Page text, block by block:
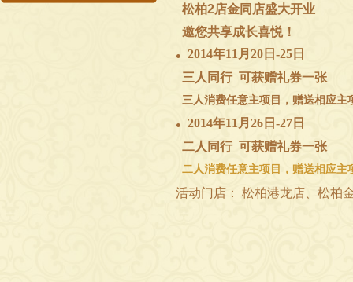
松柏2店金同店盛大开业
邀您共享成长喜悦！
●
2014年11月20日-25日
三人同行 可获赠礼券一张
三人消费任意主项目，赠送相应主
●
2014年11月26日-27日
二人同行 可获赠礼券一张
二人消费任意主项目，赠送相应主
活动门店： 松柏港龙店、松柏